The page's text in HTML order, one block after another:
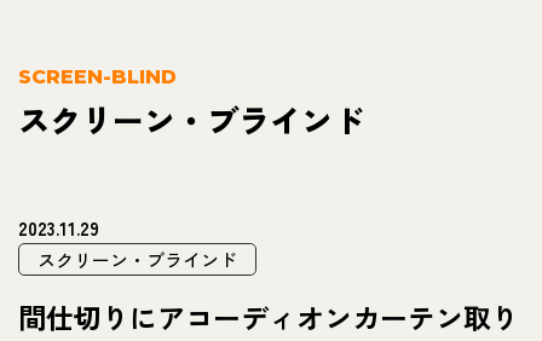
SCREEN-BLIND
スクリーン・ブラインド
2023.11.29
スクリーン・ブラインド
間仕切りにアコーディオンカーテン取り